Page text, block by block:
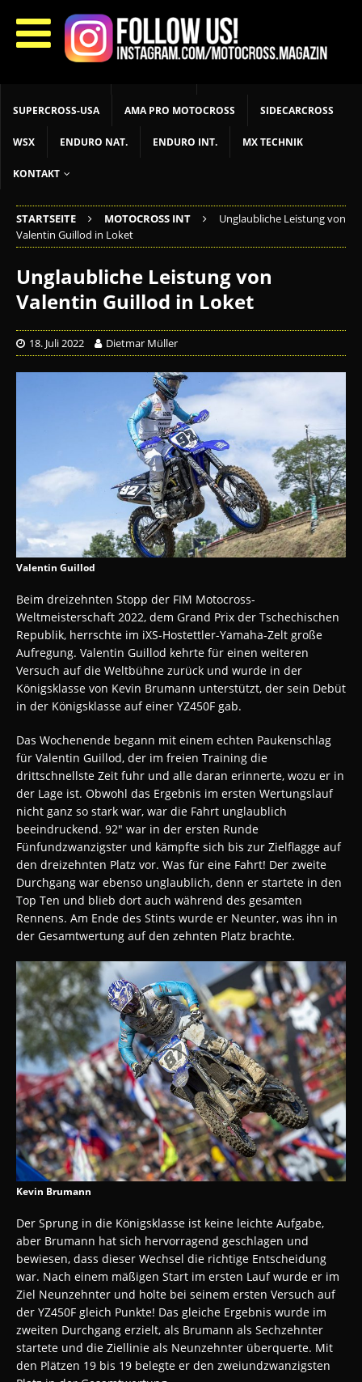
START LIVETIMING MX NEWS MX YOUTH
MX WOMEN MXGP ADAC MX MASTERS MOTOCROSS INT
SUPERCROSS-USA AMA PRO MOTOCROSS SIDECARCROSS
WSX ENDURO NAT. ENDURO INT. MX TECHNIK
KONTAKT
STARTSEITE MOTOCROSS INT
Unglaubliche Leistung von
Valentin Guillod in Loket
Unglaubliche Leistung von
Valentin Guillod in Loket
18. Juli 2022 Dietmar Müller
Valentin Guillod
Beim dreizehnten Stopp der FIM Motocross-
Weltmeisterschaft 2022, dem Grand Prix der Tschechischen
Republik, herrschte im iXS-Hostettler-Yamaha-Zelt große
Aufregung. Valentin Guillod kehrte für einen weiteren
Versuch auf die Weltbühne zurück und wurde in der
Königsklasse von Kevin Brumann unterstützt, der sein Debüt
in der Königsklasse auf einer YZ450F gab.
Das Wochenende begann mit einem echten Paukenschlag
für Valentin Guillod, der im freien Training die
drittschnellste Zeit fuhr und alle daran erinnerte, wozu er in
der Lage ist. Obwohl das Ergebnis im ersten Wertungslauf
nicht ganz so stark war, war die Fahrt unglaublich
beeindruckend. 92″ war in der ersten Runde
Fünfundzwanzigster und kämpfte sich bis zur Zielflagge auf
den dreizehnten Platz vor. Was für eine Fahrt! Der zweite
Durchgang war ebenso unglaublich, denn er startete in den
Top Ten und blieb dort auch während des gesamten
Rennens. Am Ende des Stints wurde er Neunter, was ihn in
der Gesamtwertung auf den zehnten Platz brachte.
Kevin Brumann
Der Sprung in die Königsklasse ist keine leichte Aufgabe,
aber Brumann hat sich hervorragend geschlagen und
bewiesen, dass dieser Wechsel die richtige Entscheidung
war. Nach einem mäßigen Start im ersten Lauf wurde er im
Ziel Neunzehnter und holte bei seinem ersten Versuch auf
der YZ450F gleich Punkte! Das gleiche Ergebnis wurde im
zweiten Durchgang erzielt, als Brumann als Sechzehnter
startete und die Ziellinie als Neunzehnter überquerte. Mit
den Plätzen 19 bis 19 belegte er den zweiundzwanzigsten